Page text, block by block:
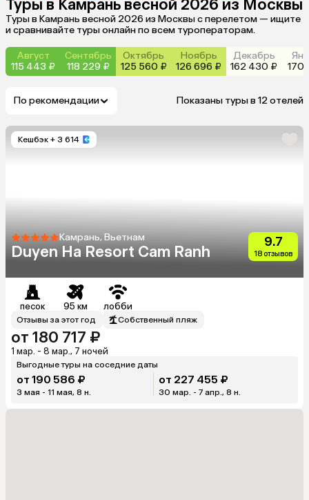
Туры в Камрань весной 2026 из Москвы
Туры в Камрань весной 2026 из Москвы с перелетом — ищите
и сравнивайте туры онлайн по всем туроператорам.
Август
115 443 ₽
Сентябрь
118 229 ₽
Октябрь
125 560 ₽
Ноябрь
126 696 ₽
Декабрь
162 430 ₽
170
По рекомендации Показаны туры в 12 отелей
Кешбэк + 3 614
Камрань, Вьетнам
Duyen Ha Resort Cam Ranh
9.7
18 отзывов
песок 95 км лобби
Отзывы за этот год Собственный пляж
от 180 717 ₽
1 мар. - 8 мар., 7 ночей
Выгодные туры на соседние даты
от 190 586 ₽
3 мая - 11 мая, 8 н.
от 227 455 ₽
30 мар. - 7 апр., 8 н.